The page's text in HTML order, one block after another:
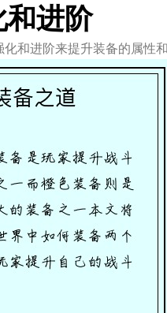
和进阶
和进阶来提升装备的属性和